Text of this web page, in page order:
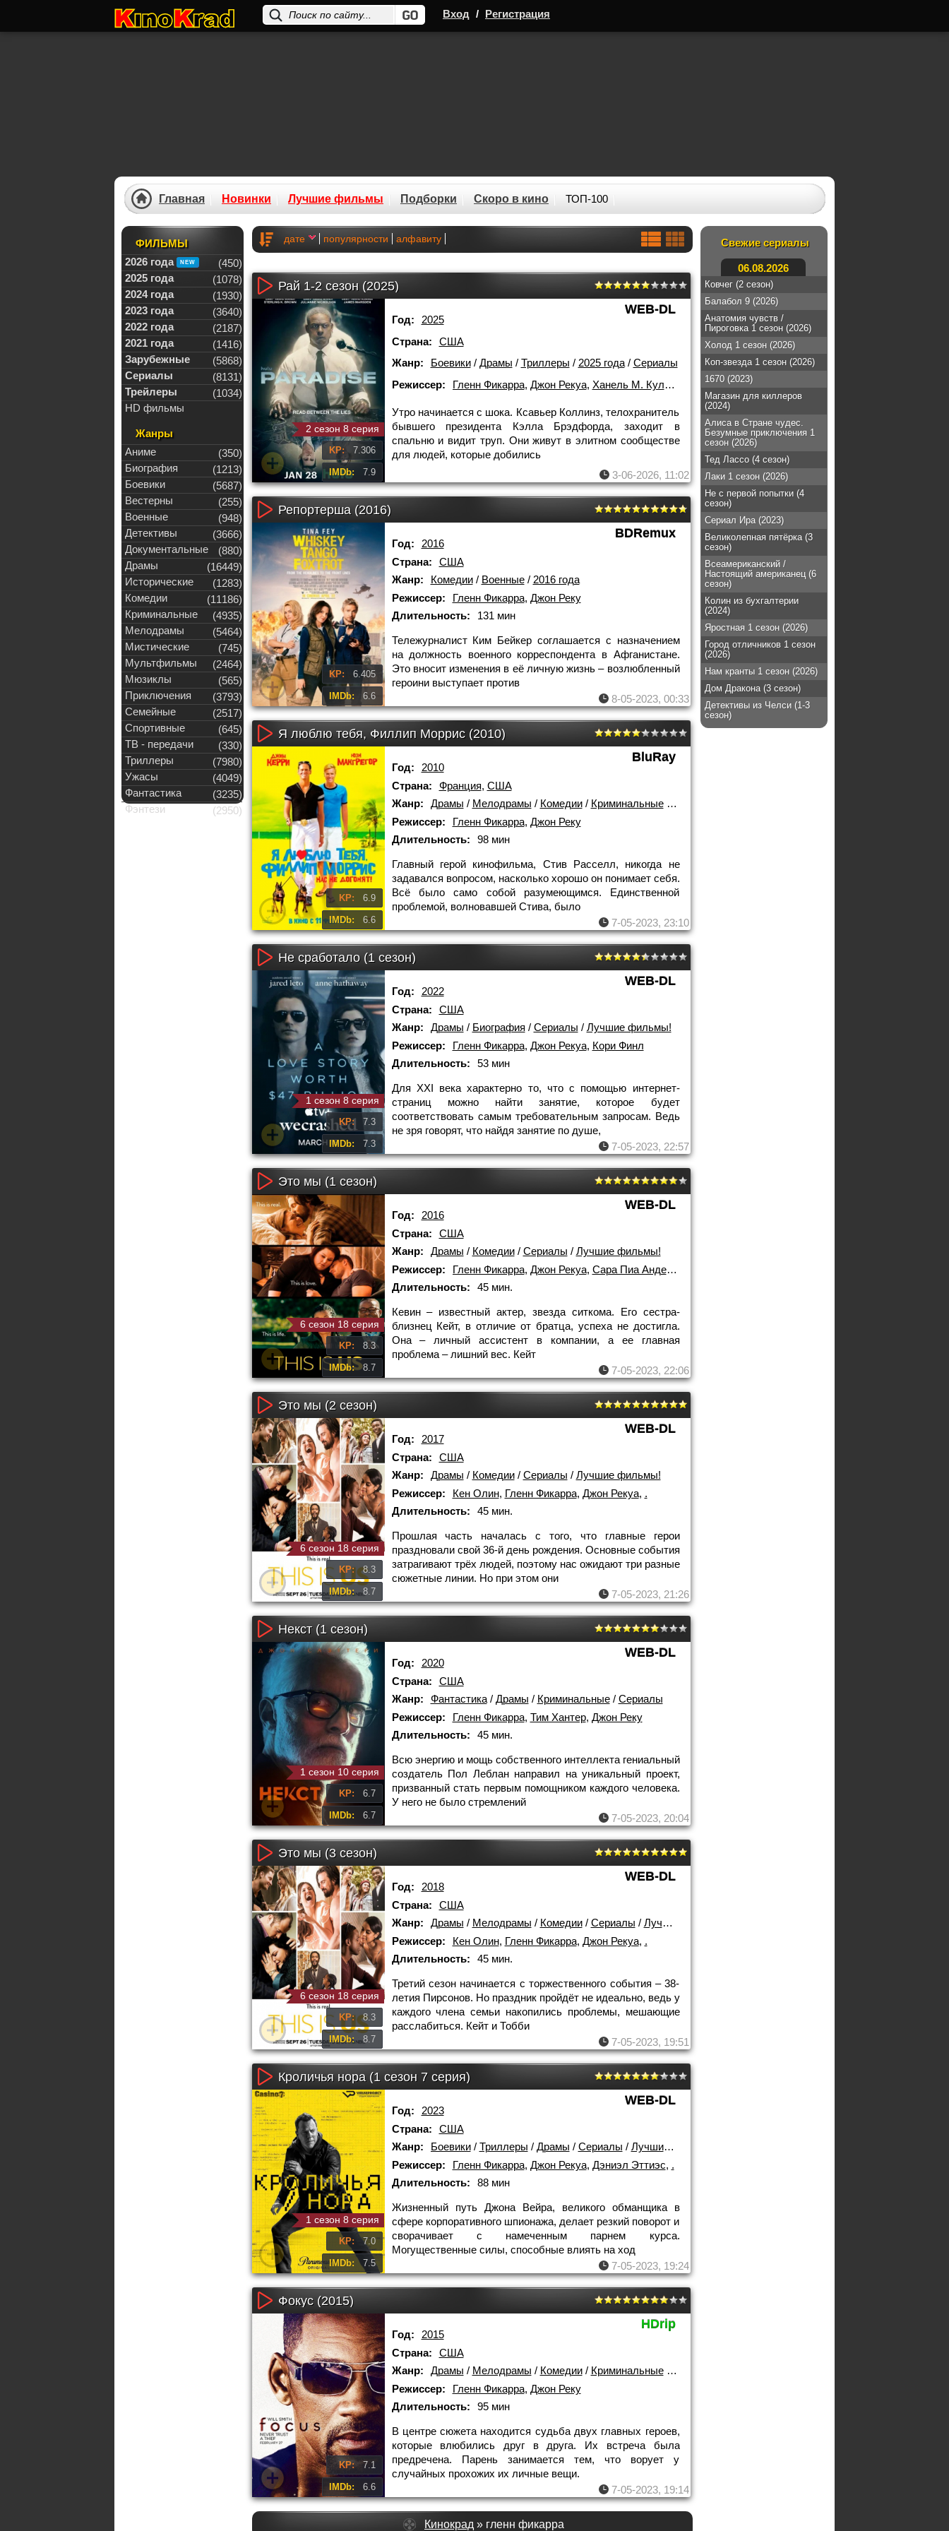
Вход / Регистрация
дате популярности алфавиту
Рай 1-2 сезон (2025)
2 сезон 8 серия
KP: 7.306
IMDb: 7.9
WEB-DL
Год:
2025
Страна:
США
Жанр:
Боевики/ Драмы / Триллеры / 2025 года/ Сериалы
Режиссер:
Гленн Фикарра, Джон Рекуа, Ханель М. Кулпеппер
Утро начинается с шока. Ксавьер Коллинз, телохранитель
бывшего президента Кэлла Брэдфорда, заходит в
спальню и видит труп. Они живут в элитном сообществе
для людей, которые добились
3-06-2026, 11:02
Репортерша (2016)
KP: 6.405
IMDb: 6.6
BDRemux
Год:
2016
Страна:
США
Жанр:
Комедии/ Военные/ 2016 года
Режиссер:
Гленн Фикарра, Джон Реку
Длительность:
131 мин
Тележурналист Ким Бейкер соглашается с назначением
на должность военного корреспондента в Афганистане.
Это вносит изменения в её личную жизнь – возлюбленный
героини выступает против
8-05-2023, 00:33
Я люблю тебя, Филлип Моррис (2010)
KP: 6.9
IMDb: 6.6
BluRay
Год:
2010
Страна:
Франция, США
Жанр:
Драмы / Мелодрамы / Комедии/ Криминальные/ Биография
Режиссер:
Гленн Фикарра, Джон Реку
Длительность:
98 мин
Главный герой кинофильма, Стив Расселл, никогда не
задавался вопросом, насколько хорошо он понимает себя.
Всё было само собой разумеющимся. Единственной
проблемой, волновавшей Стива, было
7-05-2023, 23:10
Не сработало (1 сезон)
1 сезон 8 серия
KP: 7.3
IMDb: 7.3
WEB-DL
Год:
2022
Страна:
США
Жанр:
Драмы / Биография / Сериалы / Лучшие фильмы!
Режиссер:
Гленн Фикарра, Джон Рекуа, Кори Финл
Длительность:
53 мин
Для XXI века характерно то, что с помощью интернет-
страниц можно найти занятие, которое будет
соответствовать самым требовательным запросам. Ведь
не зря говорят, что найдя занятие по душе,
7-05-2023, 22:57
Это мы (1 сезон)
6 сезон 18 серия
KP: 8.3
IMDb: 8.7
WEB-DL
Год:
2016
Страна:
США
Жанр:
Драмы / Комедии/ Сериалы / Лучшие фильмы!
Режиссер:
Гленн Фикарра, Джон Рекуа, Сара Пиа Андерсон
Длительность:
45 мин.
Кевин – известный актер, звезда ситкома. Его сестра-
близнец Кейт, в отличие от братца, успеха не достигла.
Она – личный ассистент в компании, а ее главная
проблема – лишний вес. Кейт
7-05-2023, 22:06
Это мы (2 сезон)
6 сезон 18 серия
KP: 8.3
IMDb: 8.7
WEB-DL
Год:
2017
Страна:
США
Жанр:
Драмы / Комедии/ Сериалы / Лучшие фильмы!
Режиссер:
Кен Олин, Гленн Фикарра, Джон Рекуа, .
Длительность:
45 мин.
Прошлая часть началась с того, что главные герои
праздновали свой 36-й день рождения. Основные события
затрагивают трёх людей, поэтому нас ожидают три разные
сюжетные линии. Но при этом они
7-05-2023, 21:26
Некст (1 сезон)
1 сезон 10 серия
KP: 6.7
IMDb: 6.7
WEB-DL
Год:
2020
Страна:
США
Жанр:
Фантастика/ Драмы / Криминальные/ Сериалы
Режиссер:
Гленн Фикарра, Тим Хантер, Джон Реку
Длительность:
45 мин.
Всю энергию и мощь собственного интеллекта гениальный
создатель Пол Леблан направил на уникальный проект,
призванный стать первым помощником каждого человека.
У него не было стремлений
7-05-2023, 20:04
Это мы (3 сезон)
6 сезон 18 серия
KP: 8.3
IMDb: 8.7
WEB-DL
Год:
2018
Страна:
США
Жанр:
Драмы / Мелодрамы / Комедии/ Сериалы / Лучшие фильмы!
Режиссер:
Кен Олин, Гленн Фикарра, Джон Рекуа, .
Длительность:
45 мин.
Третий сезон начинается с торжественного события – 38-
летия Пирсонов. Но праздник пройдёт не идеально, ведь у
каждого члена семьи накопились проблемы, мешающие
расслабиться. Кейт и Тобби
7-05-2023, 19:51
Кроличья нора (1 сезон 7 серия)
1 сезон 8 серия
KP: 7.0
IMDb: 7.5
WEB-DL
Год:
2023
Страна:
США
Жанр:
Боевики/ Триллеры / Драмы / Сериалы / Лучшие фильмы!
Режиссер:
Гленн Фикарра, Джон Рекуа, Дэниэл Эттиэс, .
Длительность:
88 мин
Жизненный путь Джона Вейра, великого обманщика в
сфере корпоративного шпионажа, делает резкий поворот и
сворачивает с намеченным парнем курса.
Могущественные силы, способные влиять на ход
7-05-2023, 19:24
Фокус (2015)
KP: 7.1
IMDb: 6.6
HDrip
Год:
2015
Страна:
США
Жанр:
Драмы / Мелодрамы / Комедии/ Криминальные/
2015 года
Режиссер:
Гленн Фикарра, Джон Реку
Длительность:
95 мин
В центре сюжета находится судьба двух главных героев,
которые влюбились друг в друга. Их встреча была
предречена. Парень занимается тем, что ворует у
случайных прохожих их личные вещи.
7-05-2023, 19:14
Кинокрад » гленн фикарра
ФИЛЬМЫ
2026 года
(450)
2025 года
(1078)
2024 года
(1930)
2023 года
(3640)
2022 года
(2187)
2021 года
(1416)
Зарубежные
(5868)
Сериалы
(8131)
Трейлеры
(1034)
HD фильмы
Жанры
Аниме
(350)
Биография
(1213)
Боевики
(5687)
Вестерны
(255)
Военные
(948)
Детективы
(3666)
Документальные
(880)
Драмы
(16449)
Исторические
(1283)
Комедии
(11186)
Криминальные
(4935)
Мелодрамы
(5464)
Мистические
(745)
Мультфильмы
(2464)
Мюзиклы
(565)
Приключения
(3793)
Семейные
(2517)
Спортивные
(645)
ТВ - передачи
(330)
Триллеры
(7980)
Ужасы
(4049)
Фантастика
(3235)
Фэнтези
(2950)
Свежие сериалы
06.08.2026
Ковчег (2 сезон)
Балабол 9 (2026)
Анатомия чувств /
Пироговка 1 сезон (2026)
Холод 1 сезон (2026)
Коп-звезда 1 сезон (2026)
1670 (2023)
Магазин для киллеров
(2024)
Алиса в Стране чудес.
Безумные приключения 1
сезон (2026)
Тед Лассо (4 сезон)
Лаки 1 сезон (2026)
Не с первой попытки (4
сезон)
Сериал Ира (2023)
Великолепная пятёрка (3
сезон)
Всеамериканский /
Настоящий американец (6
сезон)
Колин из бухгалтерии
(2024)
Яростная 1 сезон (2026)
Город отличников 1 сезон
(2026)
Нам кранты 1 сезон (2026)
Дом Дракона (3 сезон)
Детективы из Челси (1-3
сезон)
Главная Новинки Лучшие фильмы Подборки Скоро в кино ТОП-100